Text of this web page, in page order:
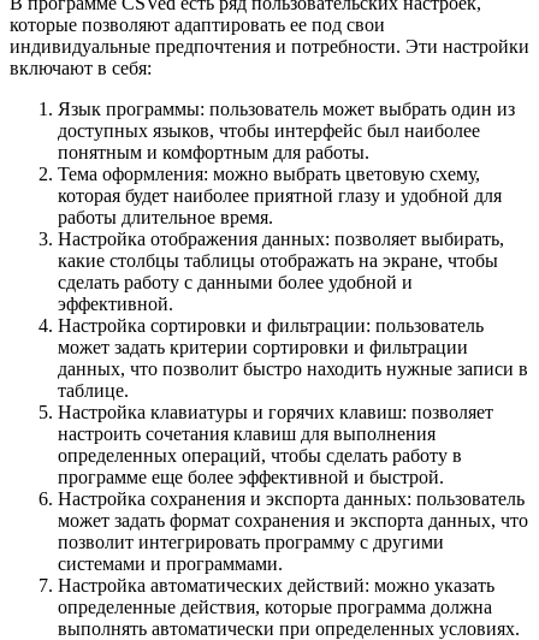
которые позволяют адаптировать ее под свои
индивидуальные предпочтения и потребности. Эти настройки
включают в себя:
Язык программы: пользователь может выбрать один из
доступных языков, чтобы интерфейс был наиболее
понятным и комфортным для работы.
Тема оформления: можно выбрать цветовую схему,
которая будет наиболее приятной глазу и удобной для
работы длительное время.
Настройка отображения данных: позволяет выбирать,
какие столбцы таблицы отображать на экране, чтобы
сделать работу с данными более удобной и
эффективной.
Настройка сортировки и фильтрации: пользователь
может задать критерии сортировки и фильтрации
данных, что позволит быстро находить нужные записи в
таблице.
Настройка клавиатуры и горячих клавиш: позволяет
настроить сочетания клавиш для выполнения
определенных операций, чтобы сделать работу в
программе еще более эффективной и быстрой.
Настройка сохранения и экспорта данных: пользователь
может задать формат сохранения и экспорта данных, что
позволит интегрировать программу с другими
системами и программами.
Настройка автоматических действий: можно указать
определенные действия, которые программа должна
выполнять автоматически при определенных условиях.